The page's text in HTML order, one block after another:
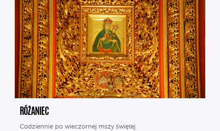
RÓŻANIEC
Codziennie po wieczornej mszy świętej